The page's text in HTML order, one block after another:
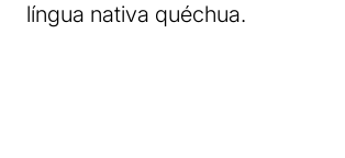
língua nativa quéchua.